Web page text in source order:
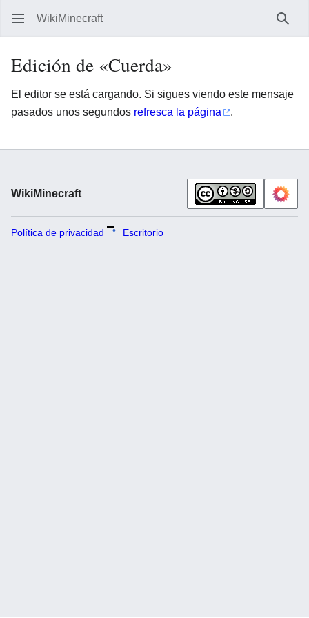
WikiMinecraft
Edición de «Cuerda»
El editor se está cargando. Si sigues viendo este mensaje
pasados unos segundos refresca la página .
WikiMinecraft
Política de privacidad Escritorio